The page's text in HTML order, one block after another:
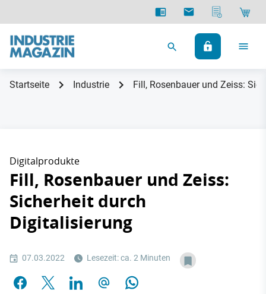
Startseite Industrie Fill, Rosenbauer und Zeiss:
Digitalprodukte
Fill, Rosenbauer und Zeiss:
Sicherheit durch
Digitalisierung
07.03.2022 Lesezeit: ca. 2 Minuten